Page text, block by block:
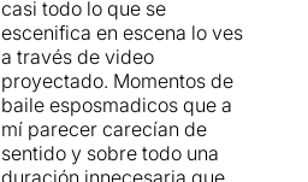
casi todo lo que se
escenifica en escena lo ves
a través de video
proyectado. Momentos de
baile esposmadicos que a
mí parecer carecían de
sentido y sobre todo una
duración innecesaria que